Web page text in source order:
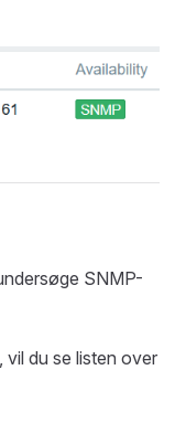
SNMP-
vil du se listen over